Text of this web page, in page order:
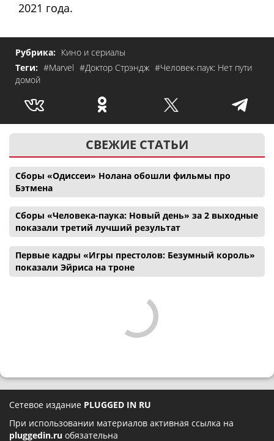
2021 года.
Рубрика: Кино и сериалы
Теги: #Marvel #Доктор Стрэндж #Человек-паук: Нет пути
домой
СВЕЖИЕ СТАТЬИ
Сборы «Одиссеи» Нолана обошли фильмы про
Бэтмена
Сборы «Человека-паука: Новый день» за 2 выходные
показали третий лучший результат
Первые кадры «Игры престолов: Безумный король»
показали Эйриса на троне
Сетевое издание PLUGGED IN RU
При использовании материалов активная ссылка на
pluggedin.ru обязательна